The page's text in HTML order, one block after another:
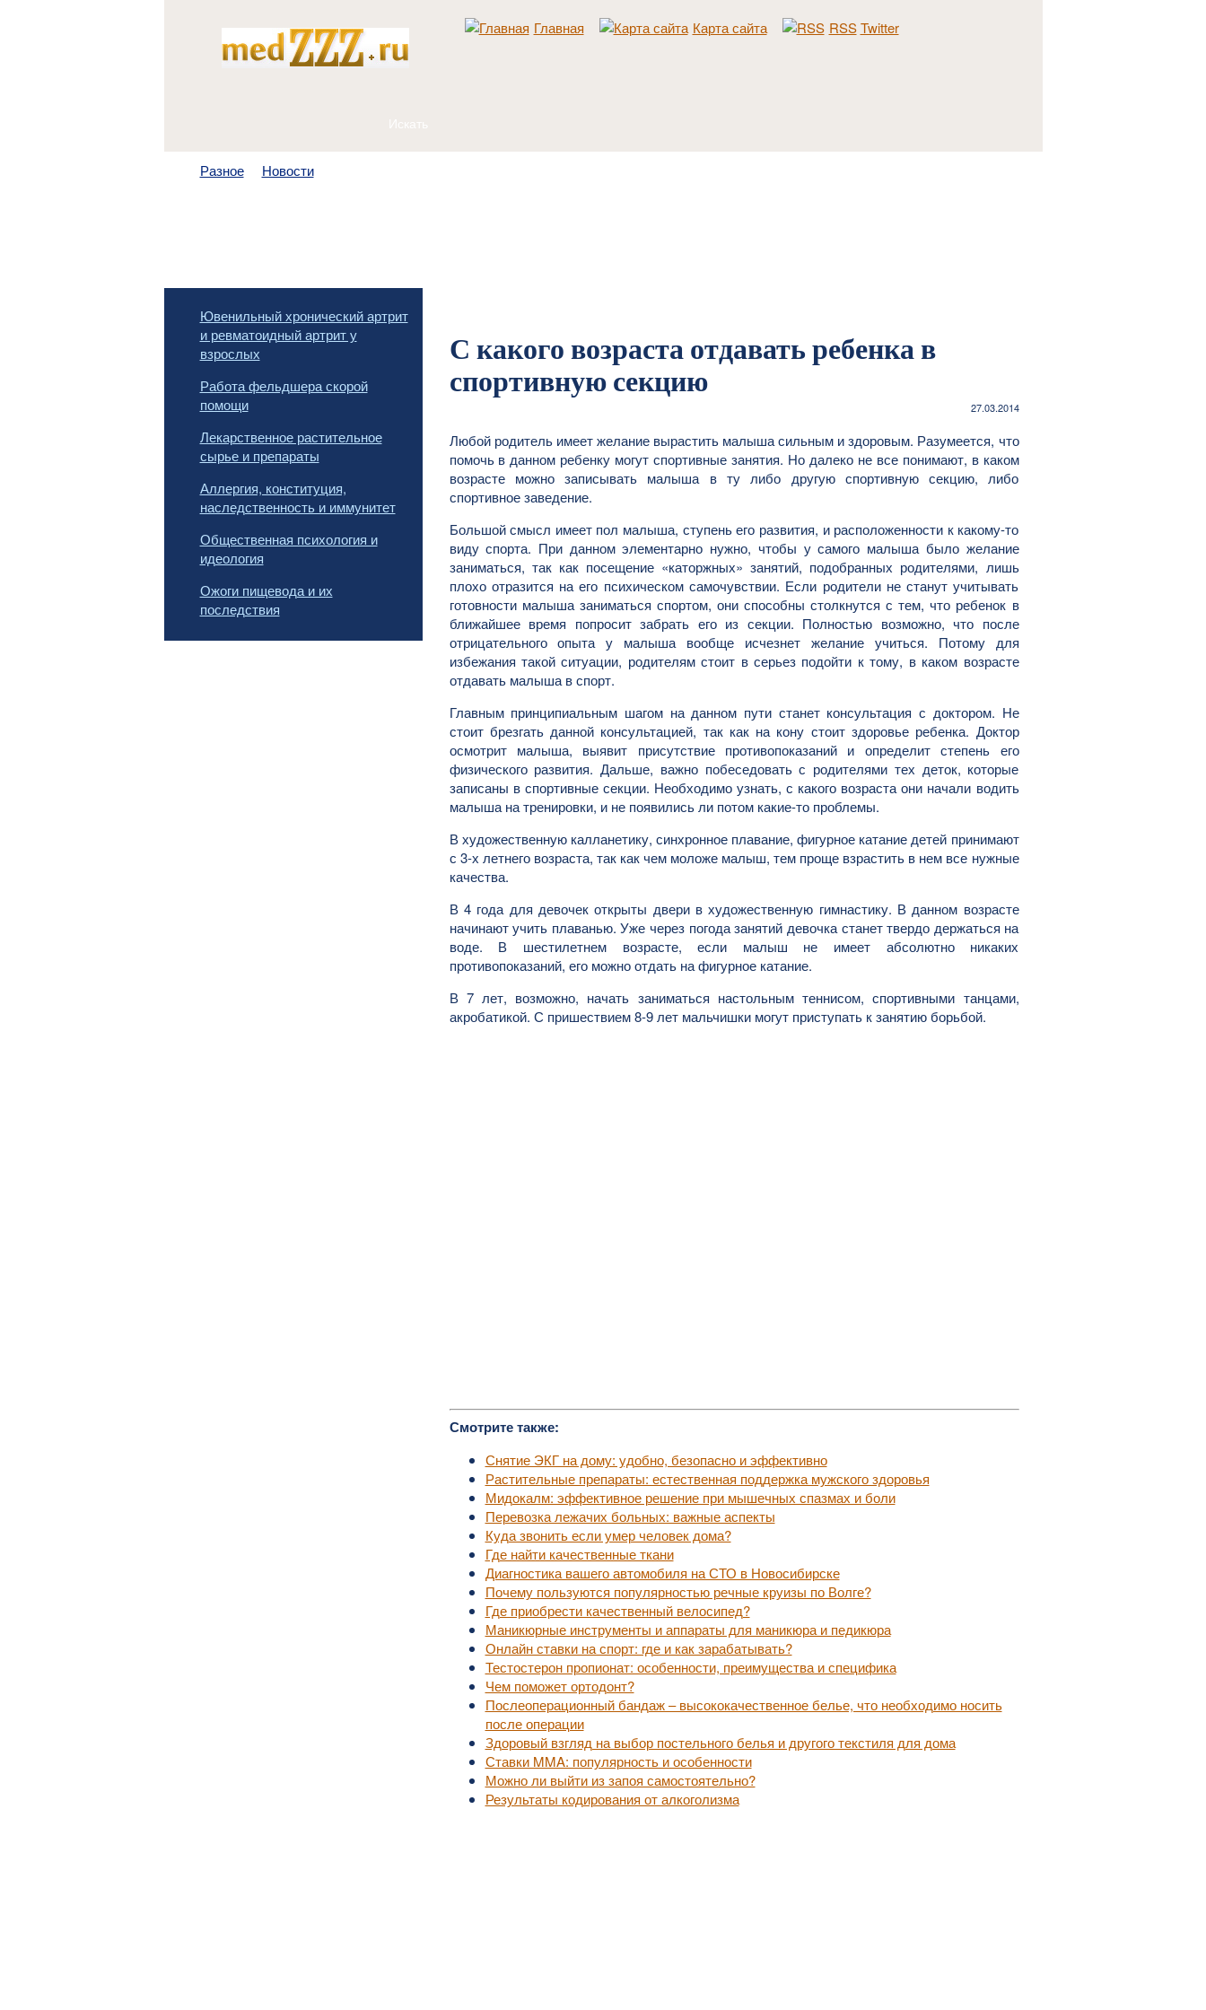
Главная Карта сайта RSS Twitter
Разное Новости
Ювенильный хронический артрит
и ревматоидный артрит у
взрослых
Работа фельдшера скорой
помощи
Лекарственное растительное
сырье и препараты
Аллергия, конституция,
наследственность и иммунитет
Общественная психология и
идеология
Ожоги пищевода и их
последствия
С какого возраста отдавать ребенка в
спортивную секцию
27.03.2014
Любой родитель имеет желание вырастить малыша сильным и здоровым. Разумеется, что
помочь в данном ребенку могут спортивные занятия. Но далеко не все понимают, в каком
возрасте можно записывать малыша в ту либо другую спортивную секцию, либо
спортивное заведение.
Большой смысл имеет пол малыша, ступень его развития, и расположенности к какому-то
виду спорта. При данном элементарно нужно, чтобы у самого малыша было желание
заниматься, так как посещение «каторжных» занятий, подобранных родителями, лишь
плохо отразится на его психическом самочувствии. Если родители не станут учитывать
готовности малыша заниматься спортом, они способны столкнутся с тем, что ребенок в
ближайшее время попросит забрать его из секции. Полностью возможно, что после
отрицательного опыта у малыша вообще исчезнет желание учиться. Потому для
избежания такой ситуации, родителям стоит в серьез подойти к тому, в каком возрасте
отдавать малыша в спорт.
Главным принципиальным шагом на данном пути станет консультация с доктором. Не
стоит брезгать данной консультацией, так как на кону стоит здоровье ребенка. Доктор
осмотрит малыша, выявит присутствие противопоказаний и определит степень его
физического развития. Дальше, важно побеседовать с родителями тех деток, которые
записаны в спортивные секции. Необходимо узнать, с какого возраста они начали водить
малыша на тренировки, и не появились ли потом какие-то проблемы.
В художественную калланетику, синхронное плавание, фигурное катание детей принимают
с 3-х летнего возраста, так как чем моложе малыш, тем проще взрастить в нем все нужные
качества.
В 4 года для девочек открыты двери в художественную гимнастику. В данном возрасте
начинают учить плаванью. Уже через погода занятий девочка станет твердо держаться на
воде. В шестилетнем возрасте, если малыш не имеет абсолютно никаких
противопоказаний, его можно отдать на фигурное катание.
В 7 лет, возможно, начать заниматься настольным теннисом, спортивными танцами,
акробатикой. С пришествием 8-9 лет мальчишки могут приступать к занятию борьбой.
Смотрите также:
Снятие ЭКГ на дому: удобно, безопасно и эффективно
Растительные препараты: естественная поддержка мужского здоровья
Мидокалм: эффективное решение при мышечных спазмах и боли
Перевозка лежачих больных: важные аспекты
Куда звонить если умер человек дома?
Где найти качественные ткани
Диагностика вашего автомобиля на СТО в Новосибирске
Почему пользуются популярностью речные круизы по Волге?
Где приобрести качественный велосипед?
Маникюрные инструменты и аппараты для маникюра и педикюра
Онлайн ставки на спорт: где и как зарабатывать?
Тестостерон пропионат: особенности, преимущества и специфика
Чем поможет ортодонт?
Послеоперационный бандаж – высококачественное белье, что необходимо носить
после операции
Здоровый взгляд на выбор постельного белья и другого текстиля для дома
Ставки MMA: популярность и особенности
Можно ли выйти из запоя самостоятельно?
Результаты кодирования от алкоголизма